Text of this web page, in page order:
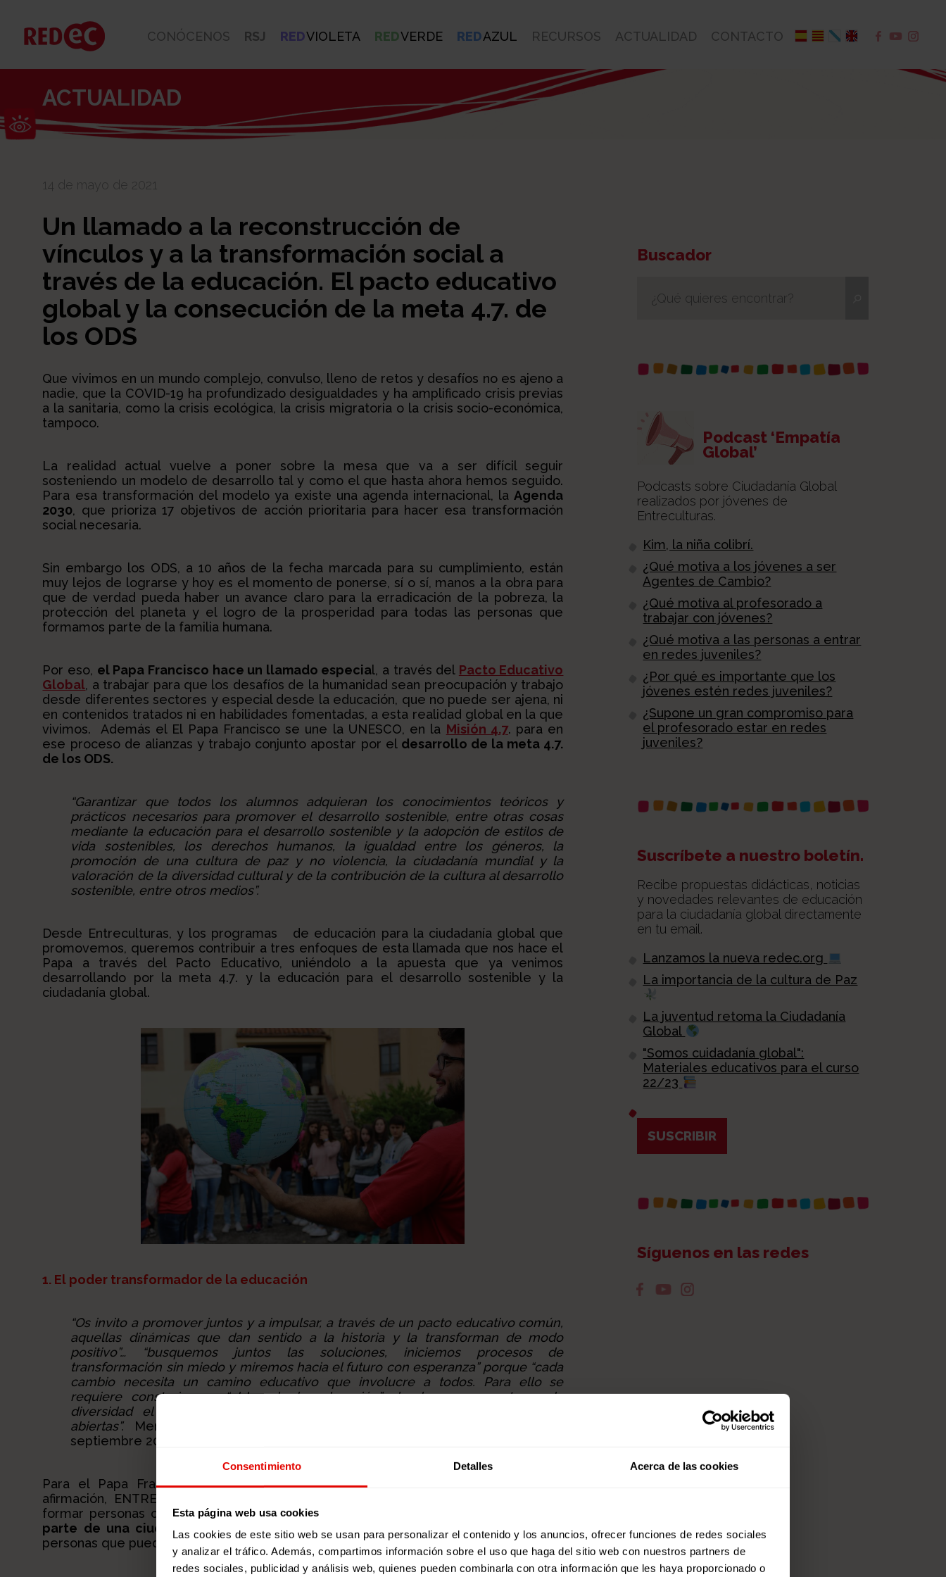
Consentimiento Detalles Acerca de las cookies
Esta página web usa cookies
Las cookies de este sitio web se usan para personalizar el contenido y los anuncios, ofrecer funciones de redes sociales
y analizar el tráfico. Además, compartimos información sobre el uso que haga del sitio web con nuestros partners de
redes sociales, publicidad y análisis web, quienes pueden combinarla con otra información que les haya proporcionado o
Abrir barra de herramientas
CONÓCENOS RSJ REDVIOLETA REDVERDE REDAZUL RECURSOS ACTUALIDAD CONTACTO
ACTUALIDAD
14 de mayo de 2021
Un llamado a la reconstrucción de
vínculos y a la transformación social a
través de la educación. El pacto educativo
global y la consecución de la meta 4.7. de
los ODS
Que vivimos en un mundo complejo, convulso, lleno de retos y desafíos no es ajeno a
nadie, que la COVID-19 ha profundizado desigualdades y ha amplificado crisis previas
a la sanitaria, como la crisis ecológica, la crisis migratoria o la crisis socio-económica,
tampoco.
La realidad actual vuelve a poner sobre la mesa que va a ser difícil seguir
sosteniendo un modelo de desarrollo tal y como el que hasta ahora hemos seguido.
Para esa transformación del modelo ya existe una agenda internacional, la Agenda
2030, que prioriza 17 objetivos de acción prioritaria para hacer esa transformación
social necesaria.
Sin embargo los ODS, a 10 años de la fecha marcada para su cumplimiento, están
muy lejos de lograrse y hoy es el momento de ponerse, sí o sí, manos a la obra para
que de verdad pueda haber un avance claro para la erradicación de la pobreza, la
protección del planeta y el logro de la prosperidad para todas las personas que
formamos parte de la familia humana.
Por eso, el Papa Francisco hace un llamado especial, a través del Pacto Educativo
Global, a trabajar para que los desafíos de la humanidad sean preocupación y trabajo
desde diferentes sectores y especial desde la educación, que no puede ser ajena, ni
en contenidos tratados ni en habilidades fomentadas, a esta realidad global en la que
vivimos. Además el El Papa Francisco se une la UNESCO, en la Misión 4.7. para en
ese proceso de alianzas y trabajo conjunto apostar por el desarrollo de la meta 4.7.
de los ODS.
“Garantizar que todos los alumnos adquieran los conocimientos teóricos y
prácticos necesarios para promover el desarrollo sostenible, entre otras cosas
mediante la educación para el desarrollo sostenible y la adopción de estilos de
vida sostenibles, los derechos humanos, la igualdad entre los géneros, la
promoción de una cultura de paz y no violencia, la ciudadanía mundial y la
valoración de la diversidad cultural y de la contribución de la cultura al desarrollo
sostenible, entre otros medios”.
Desde Entreculturas, y los programas de educación para la ciudadanía global que
promovemos, queremos contribuir a tres enfoques de esta llamada que nos hace el
Papa a través del Pacto Educativo, uniéndolo a la apuesta que ya venimos
desarrollando por la meta 4.7. y la educación para el desarrollo sostenible y la
ciudadanía global.
1. El poder transformador de la educación
“Os invito a promover juntos y a impulsar, a través de un pacto educativo común,
aquellas dinámicas que dan sentido a la historia y la transforman de modo
positivo”… “busquemos juntos las soluciones, iniciemos procesos de
transformación sin miedo y miremos hacia el futuro con esperanza” porque “cada
cambio necesita un camino educativo que involucre a todos. Para ello se
requiere construir una “aldea de la educación” donde se comparta en la
diversidad el compromiso por generar una red de relaciones humanas y
abiertas”. Mensaje del Papa para el lanzamiento del Pacto Educativo 12
septiembre 2019
Para el Papa Francisco educar es siempre un acto de esperanza. Desde esa
afirmación, ENTRECULTURAS se suma, a la comunidad educativa, en la tarea de
formar personas capaces de vivir con sentido y de
parte de una ciudadanía global activa y comprometida
. Apostamos por educar
personas que pueden alumbrar una ciudadanía capaz de transformar el mundo.
Buscador
Podcast ‘Empatía
Global’
Podcasts sobre Ciudadanía Global
realizados por jóvenes de
Entreculturas.
Kim, la niña colibrí.
¿Qué motiva a los jóvenes a ser
Agentes de Cambio?
¿Qué motiva al profesorado a
trabajar con jóvenes?
¿Qué motiva a las personas a entrar
en redes juveniles?
¿Por qué es importante que los
jóvenes estén redes juveniles?
¿Supone un gran compromiso para
el profesorado estar en redes
juveniles?
Suscríbete a nuestro boletín.
Recibe propuestas didácticas, noticias
y novedades relevantes de educación
para la ciudadanía global directamente
en tu email.
Lanzamos la nueva redec.org
La importancia de la cultura de Paz
La juventud retoma la Ciudadanía
Global
"Somos cuidadanía global":
Materiales educativos para el curso
22/23
SUSCRIBIR
Síguenos en las redes